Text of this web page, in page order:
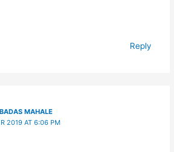
Reply
MAHALE
2019 AT 6:06 PM